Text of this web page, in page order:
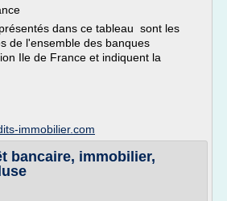
dans ce tableau sont les
de l'ensemble des banques
Ile de France et indiquent la
immobilier.com
bancaire, immobilier,